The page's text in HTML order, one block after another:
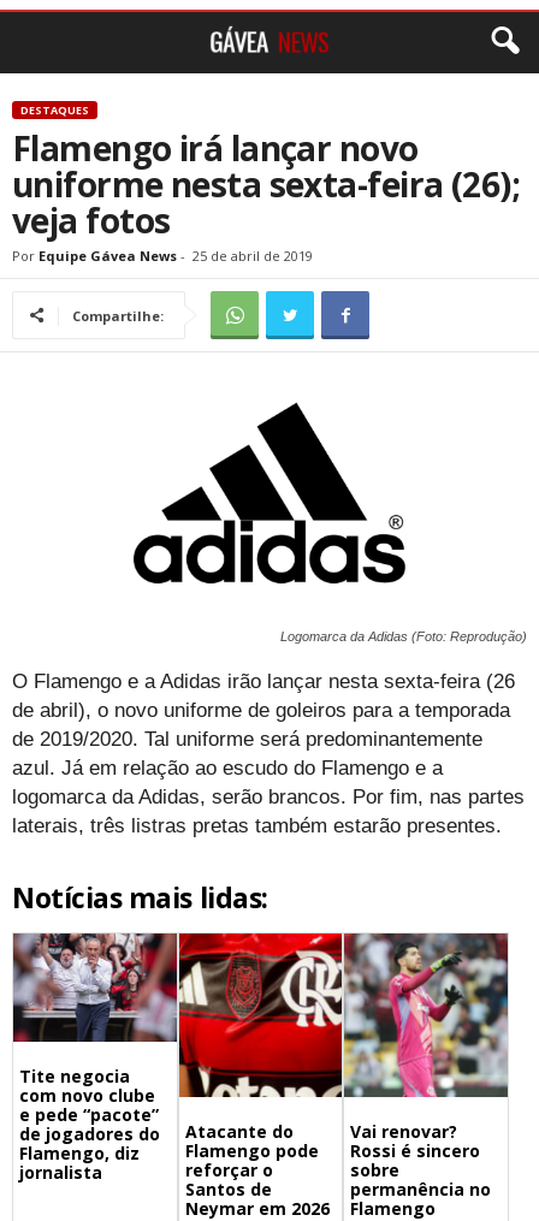
DESTAQUES
Flamengo irá lançar novo
uniforme nesta sexta-feira (26);
veja fotos
Por Equipe Gávea News - 25 de abril de 2019
Compartilhe:
Logomarca da Adidas (Foto: Reprodução)
O Flamengo e a Adidas irão lançar nesta sexta-feira (26
de abril), o novo uniforme de goleiros para a temporada
de 2019/2020. Tal uniforme será predominantemente
azul. Já em relação ao escudo do Flamengo e a
logomarca da Adidas, serão brancos. Por fim, nas partes
laterais, três listras pretas também estarão presentes.
Notícias mais lidas:
Tite negocia
com novo clube
e pede “pacote”
de jogadores do
Flamengo, diz
jornalista
Atacante do
Flamengo pode
reforçar o
Santos de
Neymar em 2026
Vai renovar?
Rossi é sincero
sobre
permanência no
Flamengo